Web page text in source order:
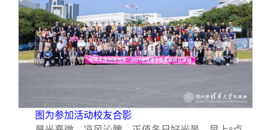
校友讲坛
实用信息
总会章程
制度法规
图为参加活动校友合影